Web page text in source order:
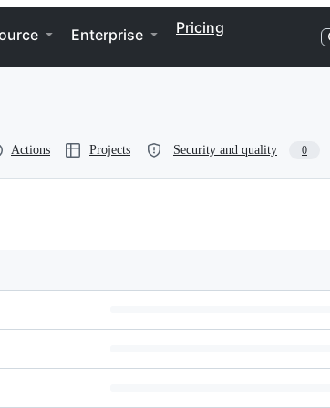
Enterprise Pricing
Actions Projects Security and quality 0